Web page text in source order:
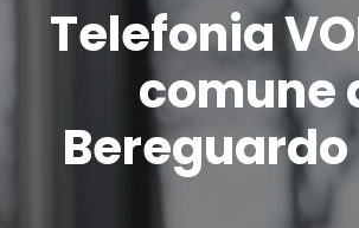
Telefonia
comune